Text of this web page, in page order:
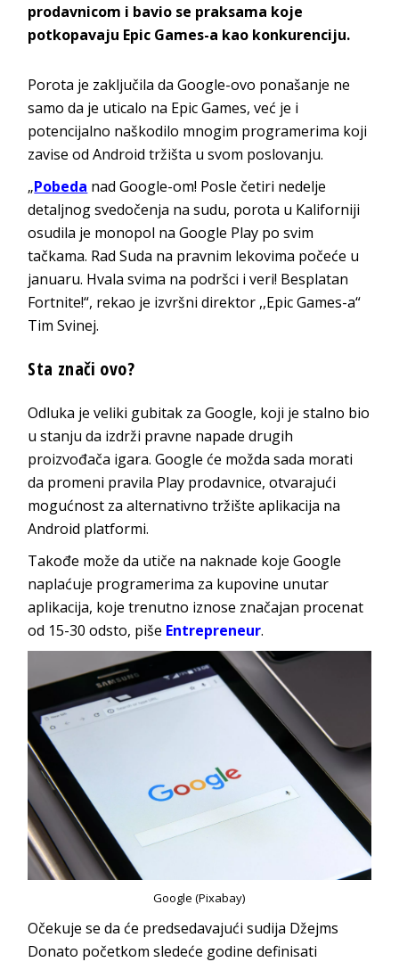
prodavnicom i bavio se praksama koje
potkopavaju Epic Games-a kao konkurenciju.
Porota je zaključila da Google-ovo ponašanje ne
samo da je uticalo na Epic Games, već je i
potencijalno naškodilo mnogim programerima koji
zavise od Android tržišta u svom poslovanju.
„Pobeda nad Google-om! Posle četiri nedelje
detaljnog svedočenja na sudu, porota u Kaliforniji
osudila je monopol na Google Play po svim
tačkama. Rad Suda na pravnim lekovima počeće u
januaru. Hvala svima na podršci i veri! Besplatan
Fortnite!“, rekao je izvršni direktor ,,Epic Games-a“
Tim Svinej.
Sta znači ovo?
Odluka je veliki gubitak za Google, koji je stalno bio
u stanju da izdrži pravne napade drugih
proizvođača igara. Google će možda sada morati
da promeni pravila Play prodavnice, otvarajući
mogućnost za alternativno tržište aplikacija na
Android platformi.
Takođe može da utiče na naknade koje Google
naplaćuje programerima za kupovine unutar
aplikacija, koje trenutno iznose značajan procenat
od 15-30 odsto, piše Entrepreneur.
Google (Pixabay)
Očekuje se da će predsedavajući sudija Džejms
Donato početkom sledeće godine definisati